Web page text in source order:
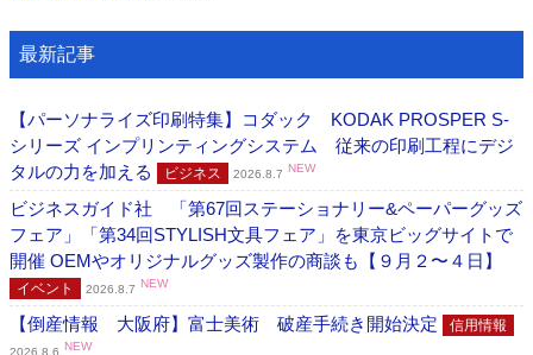
最新記事
【パーソナライズ印刷特集】コダック KODAK PROSPER S-
シリーズ インプリンティングシステム 従来の印刷工程にデジ
タルの力を加える
ビジネス 2026.8.7 NEW
ビジネスガイド社 「第67回ステーショナリー&ペーパーグッズ
フェア」「第34回STYLISH文具フェア」を東京ビッグサイトで
開催 OEMやオリジナルグッズ製作の商談も【９月２〜４日】
イベント 2026.8.7 NEW
【倒産情報 大阪府】富士美術 破産手続き開始決定 信用情報
2026.8.6 NEW